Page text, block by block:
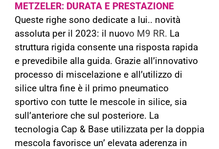
METZELER: DURATA E PRESTAZIONE
Queste righe sono dedicate a lui.. novità
assoluta per il 2023: il nuovo M9 RR. La
struttura rigida consente una risposta rapida
e prevedibile alla guida. Grazie all’innovativo
processo di miscelazione e all’utilizzo di
silice ultra fine è il primo pneumatico
sportivo con tutte le mescole in silice, sia
sull’anteriore che sul posteriore. La
tecnologia Cap & Base utilizzata per la doppia
mescola favorisce un’ elevata aderenza in